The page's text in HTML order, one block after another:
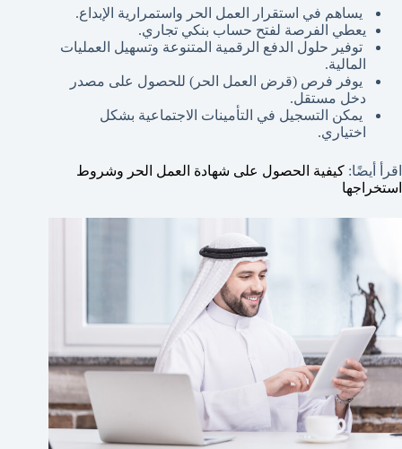
يساهم في استقرار العمل الحر واستمرارية الإبداع.
يعطي الفرصة لفتح حساب بنكي تجاري.
توفير حلول الدفع الرقمية المتنوعة وتسهيل العمليات
المالية.
يوفر فرص (قرض العمل الحر) للحصول على مصدر
دخل مستقل.
يمكن التسجيل في التأمينات الاجتماعية بشكل
اختياري.
اقرأ أيضًا: كيفية الحصول على شهادة العمل الحر وشروط
استخراجها